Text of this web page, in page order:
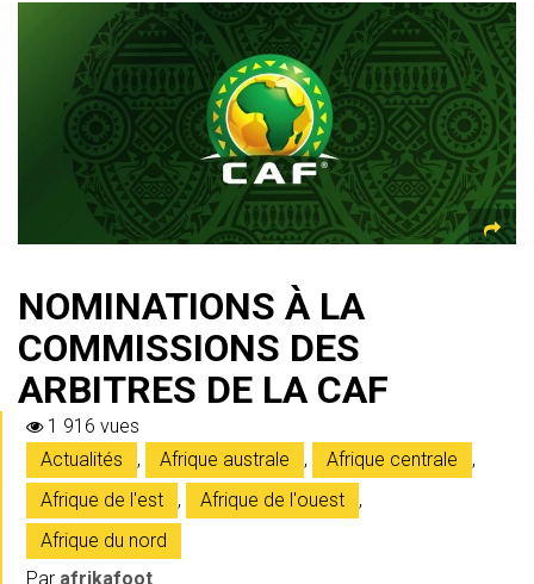
A
p
p
gr
a
m
b
o
ok
er l
a
g
e
g
er
NOMINATIONS À LA
COMMISSIONS DES
ARBITRES DE LA CAF
1 916 vues
Actualités
, Afrique australe , Afrique centrale
,
Afrique de l'est
, Afrique de l'ouest
,
Afrique du nord
Par afrikafoot